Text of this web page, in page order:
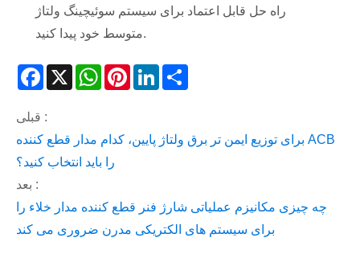
راه حل قابل اعتماد برای سیستم سوئیچینگ ولتاژ
متوسط ​​خود پیدا کنید.
Facebook
X WhatsAppPinterestLinkedIn
قبلی :
برای توزیع ایمن تر برق ولتاژ پایین، کدام مدار قطع کننده ACB
را باید انتخاب کنید؟
بعد :
چه چیزی مکانیزم عملیاتی شارژ فنر قطع کننده مدار خلاء را
برای سیستم های الکتریکی مدرن ضروری می کند